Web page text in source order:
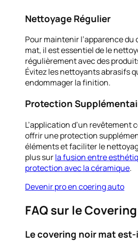
Nettoyage Régulier
Pour maintenir l’apparence du
mat, il est essentiel de le
régulièrement avec des
Évitez les nettoyants abrasifs
endommager la finition.
Protection
L’application d’un revêtement
offrir une protection
éléments et faciliter le
plus surla fusion entre
protection avec la céramique.
Devenir pro en coering auto
FAQ sur le
Le covering noir mat